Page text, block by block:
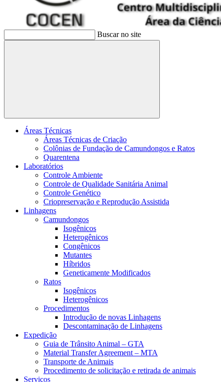
Buscar no site
Buscar
Áreas Técnicas
Áreas Técnicas de Criação
Colônias de Fundação de Camundongos e Ratos
Quarentena
Laboratórios
Controle Ambiente
Controle de Qualidade Sanitária Animal
Controle Genético
Criopreservação e Reprodução Assistida
Linhagens
Camundongos
Isogênicos
Heterogênicos
Congênicos
Mutantes
Híbridos
Geneticamente Modificados
Ratos
Isogênicos
Heterogênicos
Procedimentos
Introdução de novas Linhagens
Descontaminação de Linhagens
Expedição
Guia de Trânsito Animal – GTA
Material Transfer Agreement – MTA
Transporte de Animais
Procedimento de solicitação e retirada de animais
Serviços